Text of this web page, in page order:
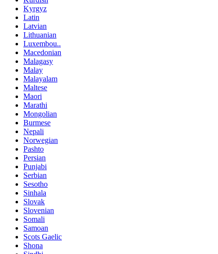
Kyrgyz
Latin
Latvian
Lithuanian
Luxembou..
Macedonian
Malagasy
Malay
Malayalam
Maltese
Maori
Marathi
Mongolian
Burmese
Nepali
Norwegian
Pashto
Persian
Punjabi
Serbian
Sesotho
Sinhala
Slovak
Slovenian
Somali
Samoan
Scots Gaelic
Shona